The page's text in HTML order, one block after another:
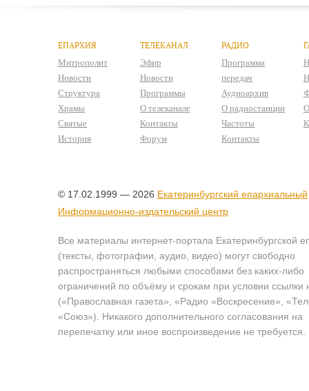
ЕПАРХИЯ
Митрополит
Новости
Структура
Храмы
Святые
История
ТЕЛЕКАНАЛ
Эфир
Новости
Программы
О телеканале
Контакты
Форум
РАДИО
Программа
передач
Аудиоархив
О радиостанции
Частоты
Контакты
© 17.02.1999 — 2026 Екатеринбургский епархиальный
Информационно-издательский центр
Все материалы интернет-портала Екатеринбургской
(тексты, фотографии, аудио, видео) могут свободно
распространяться любыми способами без каких-либо
ограничений по объёму и срокам при условии ссылки
(«Православная газета», «Радио «Воскресение»,
«Союз»). Никакого дополнительного согласования на
перепечатку или иное воспроизведение не требуется.